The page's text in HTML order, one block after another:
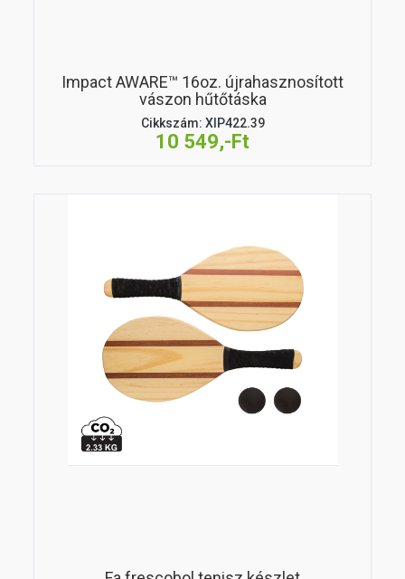
Impact AWARE™ 16oz. újrahasznosított
vászon hűtőtáska
Cikkszám: XIP422.39
10 549,-Ft